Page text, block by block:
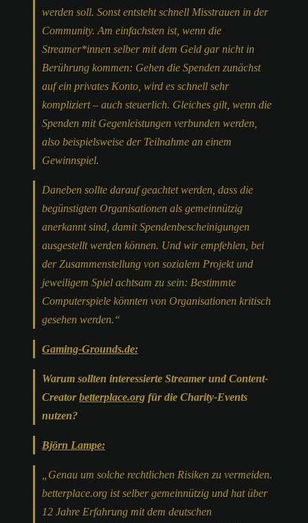
werden soll. Sonst entsteht schnell Misstrauen in der
Community. Am einfachsten ist, wenn die
Streamer*innen selber mit dem Geld gar nicht in
Berührung kommen: Gehen die Spenden zunächst
auf ein privates Konto, wird es schnell sehr
kompliziert – auch steuerlich. Gleiches gilt, wenn die
Spenden mit Gegenleistungen verbunden werden,
also beispielsweise der Teilnahme an einem
Gewinnspiel.
Daneben sollte darauf geachtet werden, dass die
begünstigten Organisationen als gemeinnützig
anerkannt sind, damit Spendenbescheinigungen
ausgestellt werden können. Und wir empfehlen, bei
der Zusammenstellung von sozialem Projekt und
jeweiligem Spiel achtsam zu sein: Bestimmte
Computerspiele könnten von Organisationen kritisch
gesehen werden.“
Gaming-Grounds.de:
Warum sollten interessierte Streamer und Content-
Creatorbetterplace.org für die Charity-Events
nutzen?
Björn Lampe:
„Genau um solche rechtlichen Risiken zu vermeiden.
betterplace.org ist selber gemeinnützig und hat über
12 Jahre Erfahrung mit dem deutschen